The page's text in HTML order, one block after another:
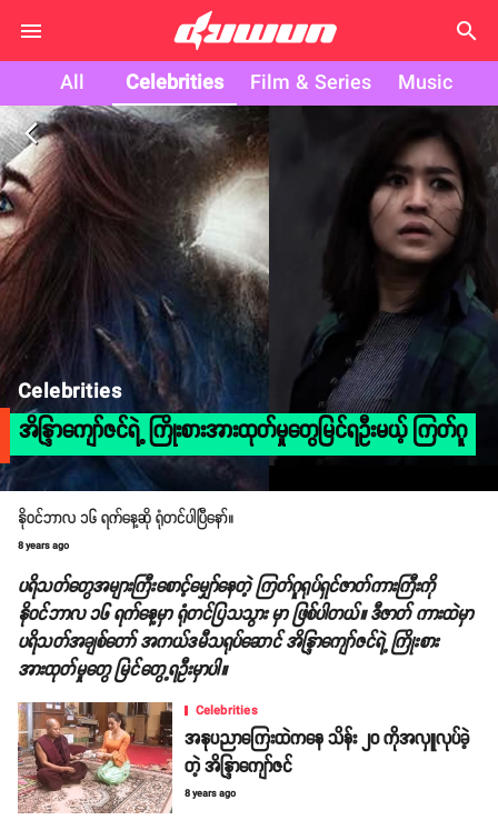
search
All Celebrities Film & Series Music
arrow_back_ios
Celebrities
အိန္ဒြာကျော်ဇင်ရဲ့ ကြိုးစားအားထုတ်မှုတွေမြင်ရဦးမယ့် ကြတ်ဂူ
နိုဝင်ဘာလ ၁၆ ရက်နေ့ဆို ရုံတင်ပါပြီနော်။
8 years ago
ပရိသတ်တွေအများကြီးစောင့်မျှော်နေတဲ့ ကြတ်ဂူရုပ်ရှင်ဇာတ်ကားကြီးကို
နိုဝင်ဘာလ ၁၆ ရက်နေ့မှာ ရုံတင်ပြသသွား မှာ ဖြစ်ပါတယ်။ ဒီဇာတ် ကားထဲမှာ
ပရိသတ်အချစ်တော် အကယ်ဒမီသရုပ်ဆောင် အိန္ဒြာကျော်ဇင်ရဲ့ ကြိုးစား
အားထုတ်မှုတွေ မြင်တွေ့ရဦးမှာပါ။
Celebrities
အနုပညာကြေးထဲကနေ သိန်း ၂၀ ကိုအလှူလုပ်ခဲ့
တဲ့ အိန္ဒြာကျော်ဇင်
8 years ago